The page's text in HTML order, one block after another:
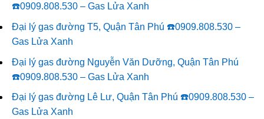
☎️0909.808.530 – Gas Lửa Xanh
Đại lý gas đường T5, Quận Tân Phú ☎️0909.808.530 –
Gas Lửa Xanh
Đại lý gas đường Nguyễn Văn Dưỡng, Quận Tân Phú
☎️0909.808.530 – Gas Lửa Xanh
Đại lý gas đường Lê Lư, Quận Tân Phú ☎️0909.808.530 –
Gas Lửa Xanh